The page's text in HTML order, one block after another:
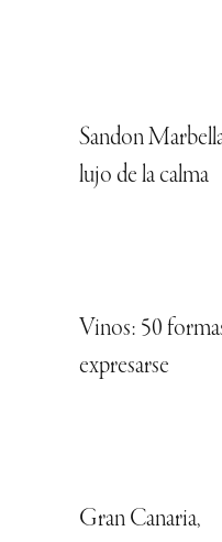
Sandon
lujo de la calma
Vinos: 50
expresarse
Gran Canaria,